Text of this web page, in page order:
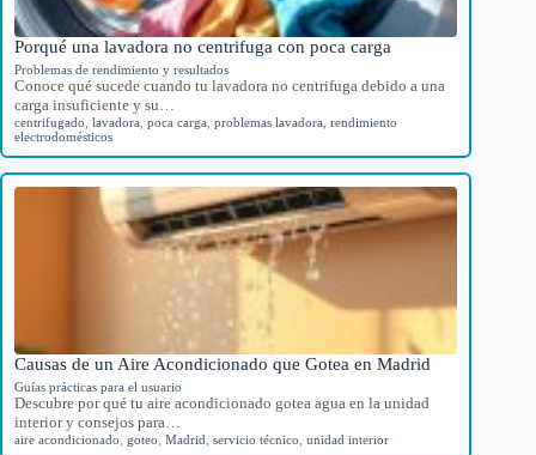
Porqué una lavadora no centrifuga con poca carga
Problemas de rendimiento y resultados
Conoce qué sucede cuando tu lavadora no centrifuga debido a una
carga insuficiente y su…
centrifugado lavadora poca carga problemas lavadora rendimiento
electrodomésticos
Causas de un Aire Acondicionado que Gotea en Madrid
Guías prácticas para el usuario
Descubre por qué tu aire acondicionado gotea agua en la unidad
interior y consejos para…
aire acondicionado goteo Madrid servicio técnico unidad interior